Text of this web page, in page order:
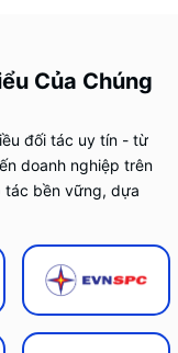
Của Chúng
đối tác uy tín - từ
doanh nghiệp trên
tác bền vững, dựa